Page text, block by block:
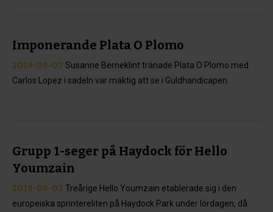
Imponerande Plata O Plomo
2019-09-07 Susanne Berneklint tränade Plata O Plomo med
Carlos Lopez i sadeln var mäktig att se i Guldhandicapen.
Grupp 1-seger på Haydock för Hello
Youmzain
2019-09-07 Treårige Hello Youmzain etablerade sig i den
europeiska sprintereliten på Haydock Park under lördagen, då